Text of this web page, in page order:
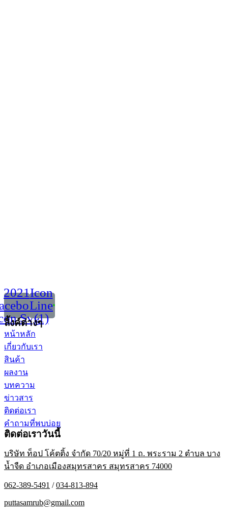
2021
Svg
Icon
Line
(1)
ลิ้งค์ต่างๆ
หน้าหลัก
เกี่ยวกับเรา
สินค้า
ผลงาน
บทความ
ข่าวสาร
ติดต่อเรา
คำถามที่พบบ่อย
ติดต่อเราวันนี้
บริษัท ท็อป โค้ตติ้ง จำกัด 70/20 หมู่ที่ 1 ถ. พระราม 2 ตำบล บาง
น้ำจืด อำเภอเมืองสมุทรสาคร สมุทรสาคร 74000
062-389-5491 /034-813-894
puttasamrub@gmail.com